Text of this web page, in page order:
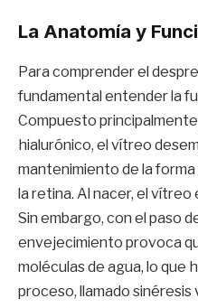
La Anatomía y
Para comprender el
fundamental entender la
Compuesto
hialurónico, el vítreo
mantenimiento de la
la retina. Al nacer, el vítreo
Sin embargo, con el paso
envejecimiento provoca
moléculas de agua, lo que
proceso, llamado